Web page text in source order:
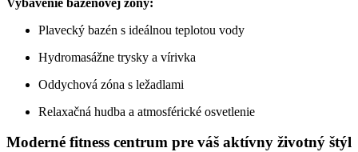
Plavecký bazén s ideálnou teplotou vody
Hydromasážne trysky a vírivka
Oddychová zóna s ležadlami
Relaxačná hudba a atmosférické osvetlenie
Moderné fitness centrum pre váš aktívny životný štýl